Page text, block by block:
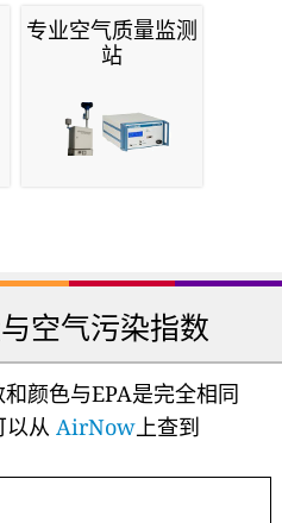
专业空气质量监测
站
空气污染指数
颜色与EPA是完全相同
以从 AirNow上查到